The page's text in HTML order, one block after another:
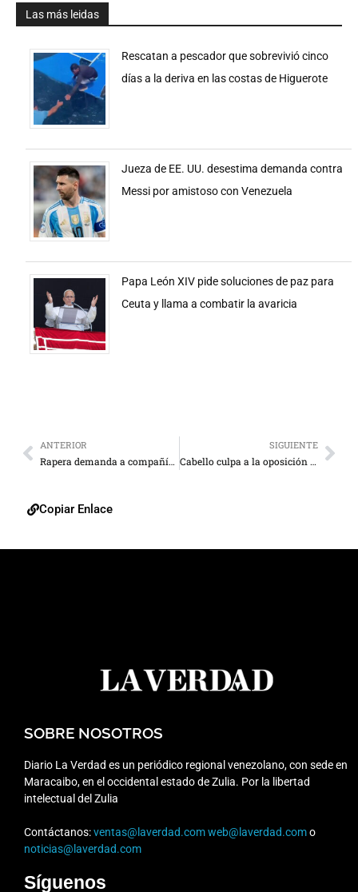
Las más leidas
Rescatan a pescador que sobrevivió cinco
días a la deriva en las costas de Higuerote
Jueza de EE. UU. desestima demanda contra
Messi por amistoso con Venezuela
Papa León XIV pide soluciones de paz para
Ceuta y llama a combatir la avaricia
ANTERIOR
Rapera demanda a compañía de taxis por cancelarle el servicio: “No cabes en el auto”
SIGUIENTE
Cabello culpa a la oposición por la crisis migratoria de venezolanos en EE. UU.
Copiar Enlace
SOBRE NOSOTROS
Diario La Verdad es un periódico regional venezolano, con sede en
Maracaibo, en el occidental estado de Zulia. Por la libertad
intelectual del Zulia
Contáctanos:ventas@laverdad.comweb@laverdad.como
noticias@laverdad.com
Síguenos